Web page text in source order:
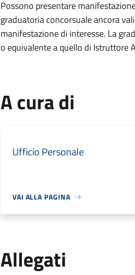
Possono presentare
graduatoria concorsuale ancora
manifestazione di interesse. La
o equivalente a quello di Istruttore
A cura di
Ufficio Personale
VAI ALLA PAGINA
Allegati